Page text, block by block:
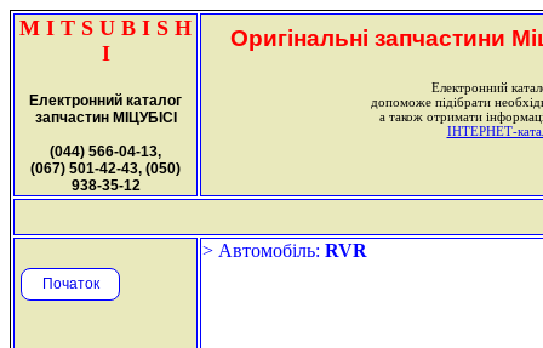
M I T S U B I S H
I
Електронний каталог
запчастин МІЦУБІСІ
(044) 566-04-13,
(067) 501-42-43, (050)
938-35-12
Оригінальні запчастини
Електронний
допоможе підібрати
а також отримати
ІНТЕРНЕТ-
Початок
> Автомобіль: RVR